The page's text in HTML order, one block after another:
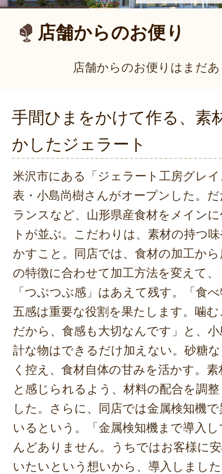
店舗からのお便り
店舗からのお便りはまだ
手間ひまをかけて作る、素
かしたジェラート
米沢市にある「ジェラート工房グレ
表・小島尚樹さんがオープンした。
ランスなど、山形県産食材をメイン
トが並ぶ。こだわりは、素材の持つ
かすこと。同店では、食材の加工か
の特徴に合わせて加工方法を変えて
「つぶつぶ感」はあえて残す。「食
五感は重要な役割を果たします。噛
だから、食感も大切なんです」と、
計な物はできるだけ加えない。砂糖
く控え、食材自体の甘みを活かす。
と感じられるよう、材料の配合を調
した。さらに、同店では金属検知機
いるという。「金属検知機まで導入
んどありません。うちではお客様に
いたいという想いから、導入しまし